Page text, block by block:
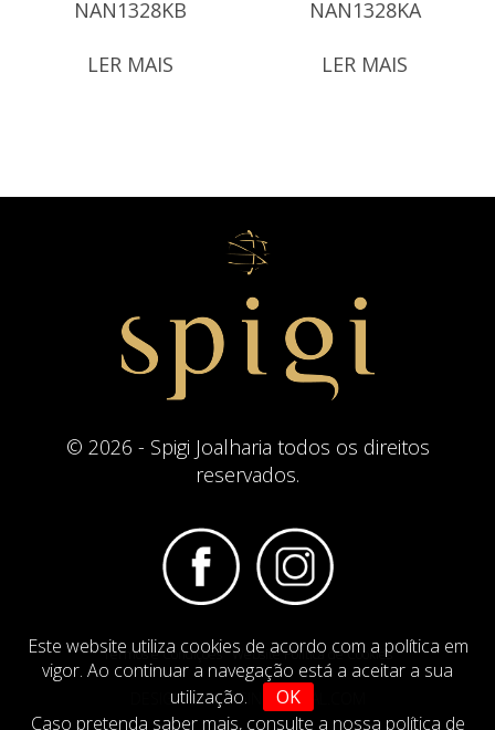
Este website utiliza cookies de acordo com a política em
vigor. Ao continuar a navegação está a aceitar a sua
utilização.
OK
Caso pretenda saber mais, consulte a nossa política de
NAN1328KB
LER MAIS
NAN1328KA
LER MAIS
© 2026 - Spigi Joalharia todos os direitos
reservados.
Termos e Condições Website Politica de Cookies
DESIGN BYIMAGINEVIRTUAL.COM